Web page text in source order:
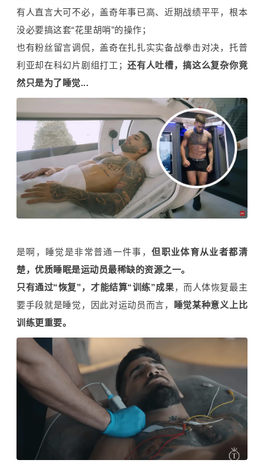
有人直言大可不必，盖奇年事已高、近期战绩平平，根本
没必要搞这套“花里胡哨”的操作；
也有粉丝留言调侃，盖奇在扎扎实实备战拳击对决，托普
利亚却在科幻片剧组打工；还有人吐槽，搞这么复杂你竟
然只是为了睡觉...
是啊，睡觉是非常普通一件事，但职业体育从业者都清
楚，优质睡眠是运动员最稀缺的资源之一。
只有通过“恢复”，才能结算“训练”成果，而人体恢复最主
要手段就是睡觉，因此对运动员而言，
睡觉某种意义上比
训练更重要。